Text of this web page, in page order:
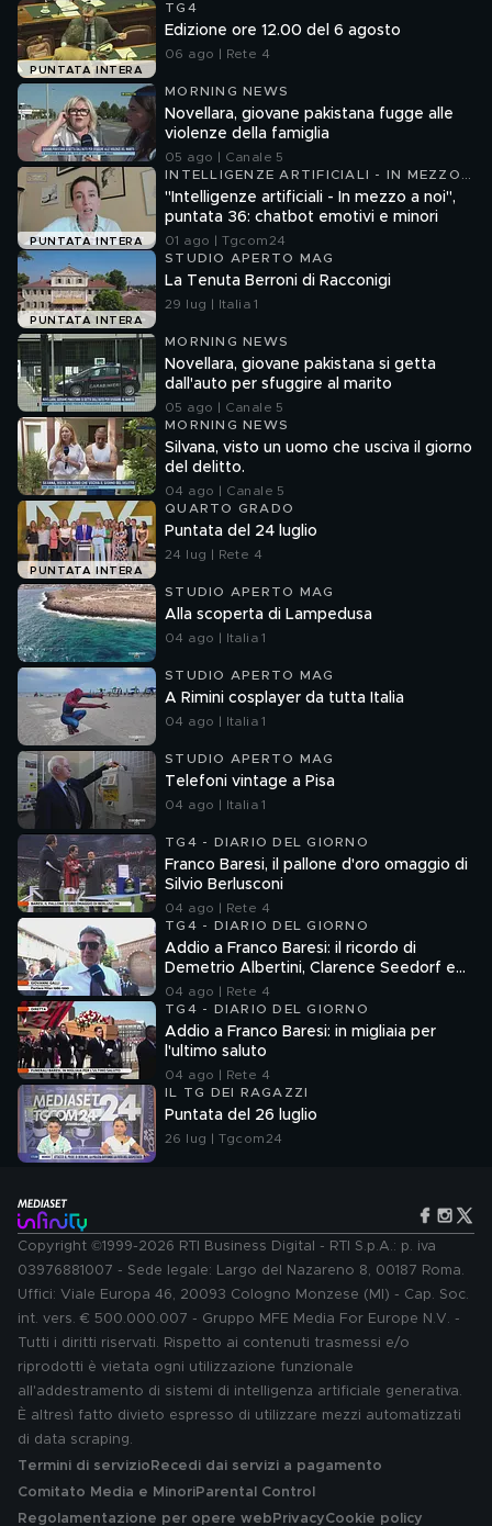
PUNTATA INTERA
TG4
Edizione ore 12.00 del 6 agosto
06 ago | Rete 4
MORNING NEWS
Novellara, giovane pakistana fugge alle
violenze della famiglia
05 ago | Canale 5
PUNTATA INTERA
INTELLIGENZE ARTIFICIALI - IN MEZZO
A NOI
"Intelligenze artificiali - In mezzo a noi",
puntata 36: chatbot emotivi e minori
01 ago | Tgcom24
PUNTATA INTERA
STUDIO APERTO MAG
La Tenuta Berroni di Racconigi
29 lug | Italia 1
MORNING NEWS
Novellara, giovane pakistana si getta
dall'auto per sfuggire al marito
05 ago | Canale 5
MORNING NEWS
Silvana, visto un uomo che usciva il giorno
del delitto.
04 ago | Canale 5
PUNTATA INTERA
QUARTO GRADO
Puntata del 24 luglio
24 lug | Rete 4
STUDIO APERTO MAG
Alla scoperta di Lampedusa
04 ago | Italia 1
STUDIO APERTO MAG
A Rimini cosplayer da tutta Italia
04 ago | Italia 1
STUDIO APERTO MAG
Telefoni vintage a Pisa
04 ago | Italia 1
TG4 - DIARIO DEL GIORNO
Franco Baresi, il pallone d'oro omaggio di
Silvio Berlusconi
04 ago | Rete 4
TG4 - DIARIO DEL GIORNO
Addio a Franco Baresi: il ricordo di
Demetrio Albertini, Clarence Seedorf e
Giovanni Galli
04 ago | Rete 4
TG4 - DIARIO DEL GIORNO
Addio a Franco Baresi: in migliaia per
l'ultimo saluto
04 ago | Rete 4
IL TG DEI RAGAZZI
Puntata del 26 luglio
26 lug | Tgcom24
Copyright ©1999-2026 RTI Business Digital - RTI S.p.A.: p. iva
03976881007 - Sede legale: Largo del Nazareno 8, 00187 Roma.
Uffici: Viale Europa 46, 20093 Cologno Monzese (MI) - Cap. Soc.
int. vers. € 500.000.007 - Gruppo MFE Media For Europe N.V. -
Tutti i diritti riservati. Rispetto ai contenuti trasmessi e/o
riprodotti è vietata ogni utilizzazione funzionale
all'addestramento di sistemi di intelligenza artificiale generativa.
È altresì fatto divieto espresso di utilizzare mezzi automatizzati
di data scraping.
Termini di servizio Recedi dai servizi a pagamento
Comitato Media e MinoriParental Control
Regolamentazione per opere web PrivacyCookie policy